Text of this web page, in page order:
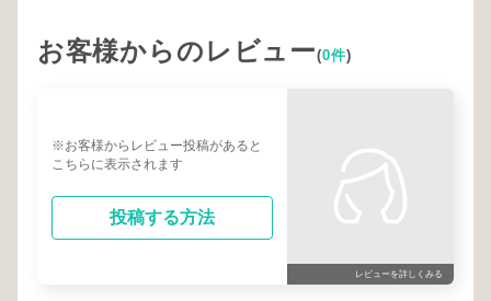
お客様からのレビュー(0件)
※お客様からレビュー投稿があると
こちらに表示されます
投稿する方法
レビューを詳しくみる